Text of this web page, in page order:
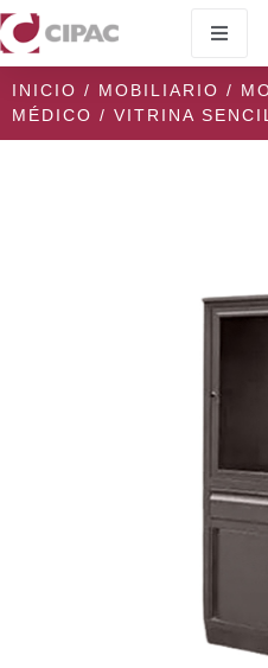
INICIO / MOBILIARIO /
MÉDICO / VITRINA